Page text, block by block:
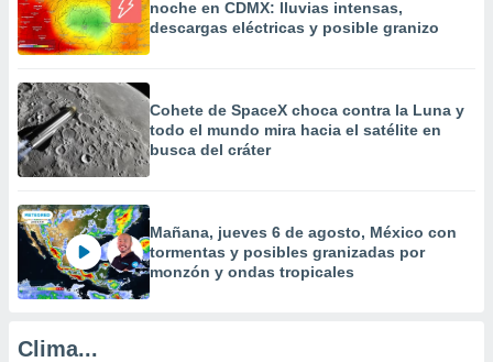
o a través
de
de
de
uso de
con el
e
mediante
publicidad
noche en CDMX: lluvias intensas,
descargas eléctricas y posible granizo
Cohete de SpaceX choca contra la Luna y
todo el mundo mira hacia el satélite en
busca del cráter
Mañana, jueves 6 de agosto, México con
tormentas y posibles granizadas por
monzón y ondas tropicales
Clima...